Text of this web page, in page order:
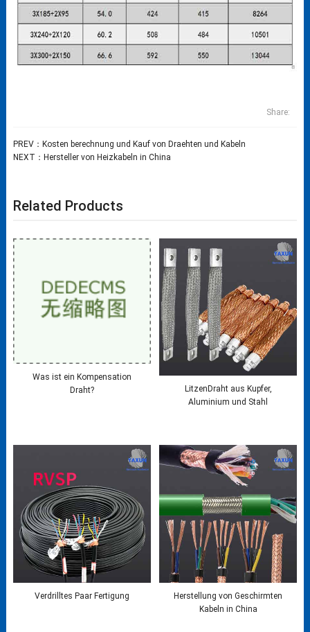
Share:
PREV： Kosten berechnung und Kauf von Draehten und Kabeln
NEXT： Hersteller von Heizkabeln in China
Related Products
Was ist ein Kompensation
Draht?
LitzenDraht aus Kupfer,
Aluminium und Stahl
Verdrilltes Paar Fertigung
Herstellung von Geschirmten
Kabeln in China